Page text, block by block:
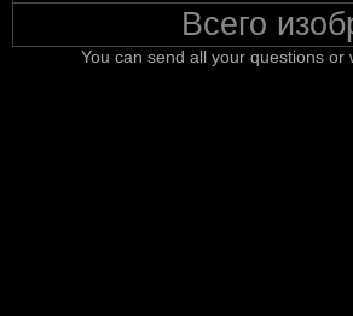
Всего
You can send all your questions or